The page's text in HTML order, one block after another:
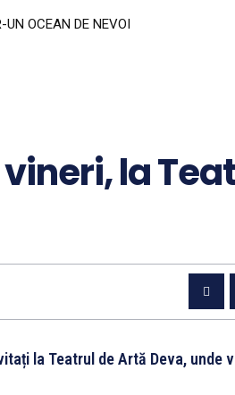
OCEAN DE NEVOI
vineri, la
la Teatrul de Artă Deva, unde